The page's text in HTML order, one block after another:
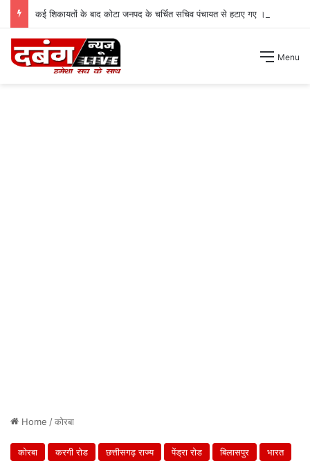
कई शिकायतों के बाद कोटा जनपद के चर्चित सचिव पंचायत से हटाए गए ।
Menu
Home /कोरबा
कोरबा करगी रोड छत्तीसगढ़ राज्य पेंड्रा रोड बिलासपुर
भारत